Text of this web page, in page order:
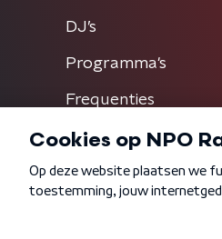
DJ’s
Programma's
Frequenties
Algemene voorwaarden